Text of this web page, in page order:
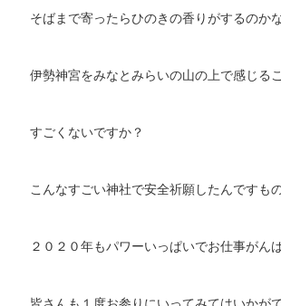
そばまで寄ったらひのきの香りがするのか
伊勢神宮をみなとみらいの山の上で感じる
すごくないですか？
こんなすごい神社で安全祈願したんですも
２０２０年もパワーいっぱいでお仕事がん